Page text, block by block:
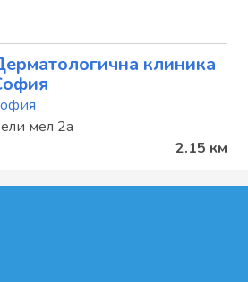
клиника
мел 2а
2.15 км